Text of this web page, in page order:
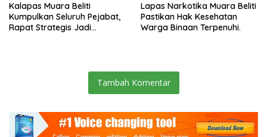
Kalapas Muara Beliti
Kumpulkan Seluruh Pejabat,
Rapat Strategis Jadi
Lapas Narkotika Muara Beliti
Pastikan Hak Kesehatan
Warga Binaan Terpenuhi.
Tambah Komentar